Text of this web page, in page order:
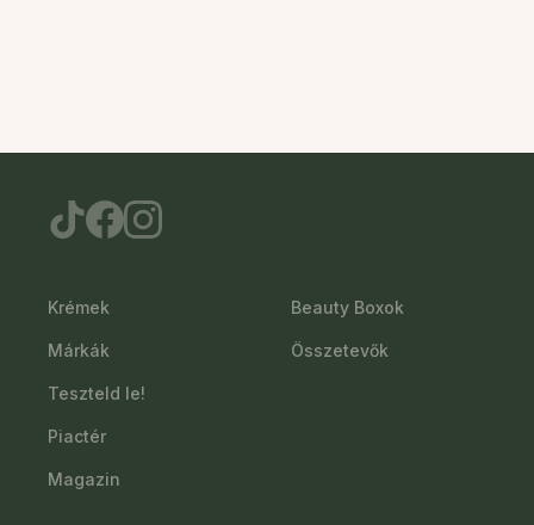
Krémek
Márkák
Teszteld le!
Piactér
Magazin
Beauty Boxok
Összetevők